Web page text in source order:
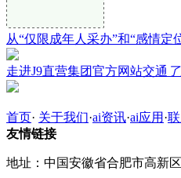
从“仅限成年人采办”和“感情定
走进J9直营集团官方网站交通
首页· 关于我们·ai资讯·ai应用 ·
友情链接
地址：中国安徽省合肥市高新